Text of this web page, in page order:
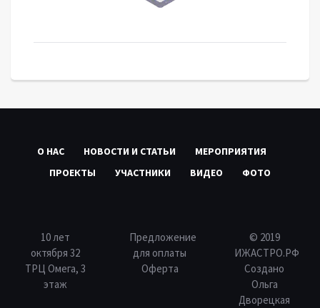
О НАС НОВОСТИ И СТАТЬИ
МЕРОПРИЯТИЯ
ПРОЕКТЫ
УЧАСТНИКИ ВИДЕО ФОТО
10 лет
октября 32
ТРЦ Омега, 3
этаж
Предложение
для оплаты
Оферта
© 2019
ИЖАСТРО.РФ
Создано
Ольга
Дворецкая